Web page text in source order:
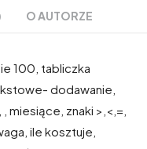
O AUTORZE
100, tabliczka
dodawanie,
znaki >,<,=,
ile kosztuje,